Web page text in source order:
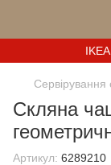
Сервірування
Скляна
Артикул: 6289210